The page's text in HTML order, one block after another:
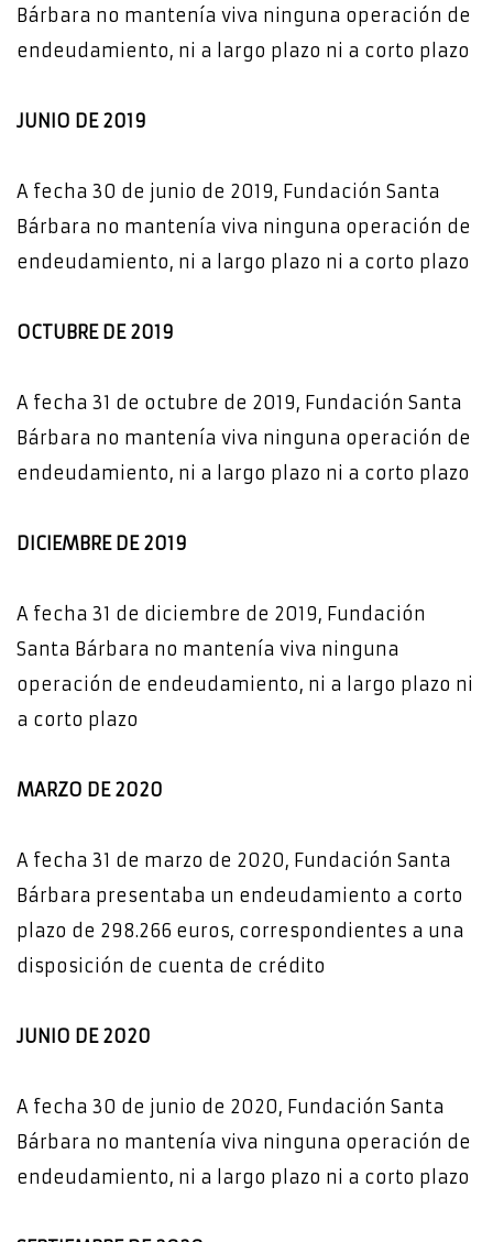
Bárbara no mantenía viva ninguna operación de
endeudamiento, ni a largo plazo ni a corto plazo
JUNIO DE 2019
A fecha 30 de junio de 2019, Fundación Santa
Bárbara no mantenía viva ninguna operación de
endeudamiento, ni a largo plazo ni a corto plazo
OCTUBRE DE 2019
A fecha 31 de octubre de 2019, Fundación Santa
Bárbara no mantenía viva ninguna operación de
endeudamiento, ni a largo plazo ni a corto plazo
DICIEMBRE DE 2019
A fecha 31 de diciembre de 2019, Fundación
Santa Bárbara no mantenía viva ninguna
operación de endeudamiento, ni a largo plazo ni
a corto plazo
MARZO DE 2020
A fecha 31 de marzo de 2020, Fundación Santa
Bárbara presentaba un endeudamiento a corto
plazo de 298.266 euros, correspondientes a una
disposición de cuenta de crédito
JUNIO DE 2020
A fecha 30 de junio de 2020, Fundación Santa
Bárbara no mantenía viva ninguna operación de
endeudamiento, ni a largo plazo ni a corto plazo